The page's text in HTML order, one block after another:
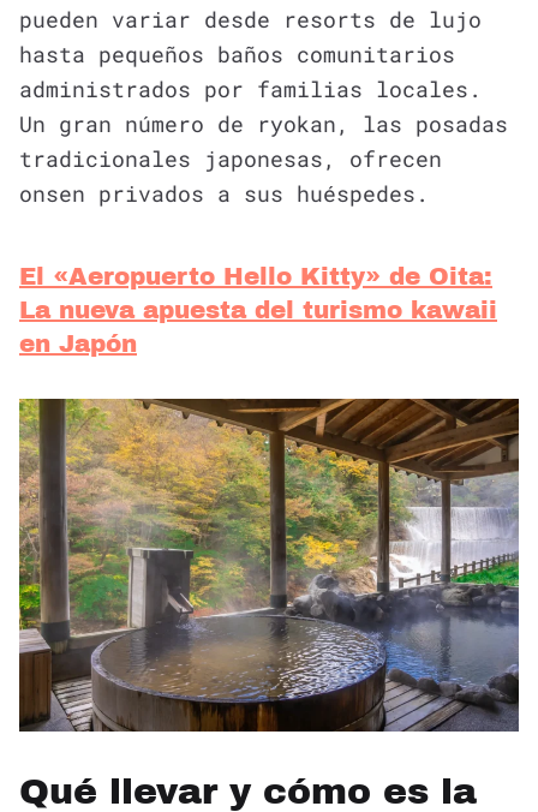
pueden variar desde resorts de lujo
hasta pequeños baños comunitarios
administrados por familias locales.
Un gran número de ryokan, las posadas
tradicionales japonesas, ofrecen
onsen privados a sus huéspedes.
El «Aeropuerto Hello Kitty» de Oita:
La nueva apuesta del turismo kawaii
en Japón
Qué llevar y cómo es la